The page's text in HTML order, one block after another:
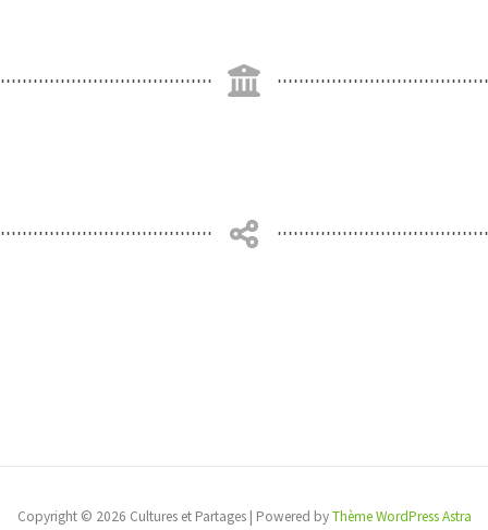
Copyright © 2026 Cultures et Partages | Powered byThème WordPress Astra